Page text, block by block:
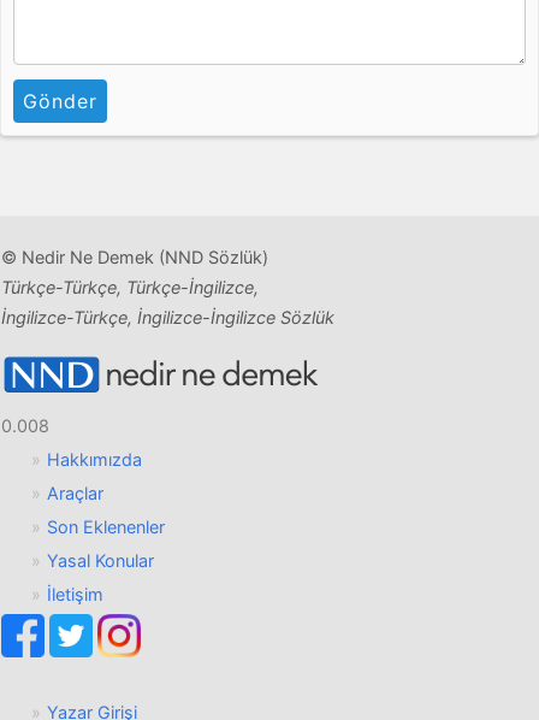
Gönder
© Nedir Ne Demek (NND Sözlük)
Türkçe-Türkçe, Türkçe-İngilizce,
İngilizce-Türkçe, İngilizce-İngilizce Sözlük
0.008
Hakkımızda
Araçlar
Son Eklenenler
Yasal Konular
İletişim
Yazar Girişi